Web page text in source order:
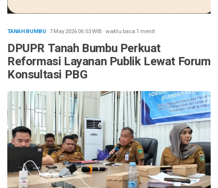
TANAH BUMBU · 7 May 202606:53WIB ·waktu baca 1 menit
DPUPR Tanah Bumbu Perkuat
Reformasi Layanan Publik Lewat Forum
Konsultasi PBG